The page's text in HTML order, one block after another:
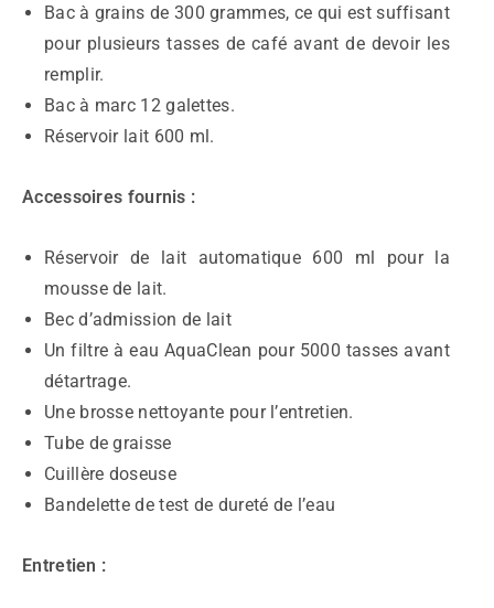
Bac à grains de 300 grammes, ce qui est suffisant
pour plusieurs tasses de café avant de devoir les
remplir.
Bac à marc 12 galettes.
Réservoir lait 600 ml.
Accessoires fournis :
Réservoir de lait automatique 600 ml pour la
mousse de lait.
Bec d’admission de lait
Un filtre à eau AquaClean pour 5000 tasses avant
détartrage.
Une brosse nettoyante pour l’entretien.
Tube de graisse
Cuillère doseuse
Bandelette de test de dureté de l’eau
Entretien :